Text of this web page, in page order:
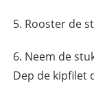
Rooster de
Neem de
Dep de kipfilet